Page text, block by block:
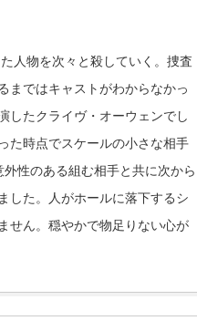
人物を次々と殺していく。捜査
まではキャストがわからなかっ
したクライヴ・オーウェンでし
た時点でスケールの小さな相手
性のある組む相手と共に次から
した。人がホールに落下するシ
せん。穏やかで物足りない心が